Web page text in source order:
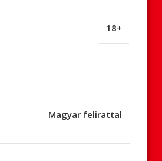
18+
Magyar felirattal